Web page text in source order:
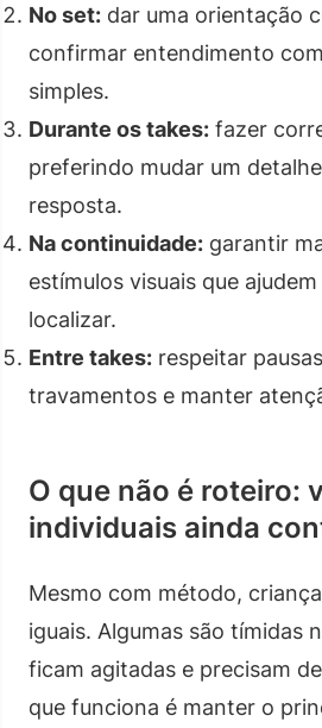
No set: dar uma orientação
confirmar entendimento
simples.
Durante os takes: fazer
preferindo mudar um
resposta.
Na continuidade: garantir
estímulos visuais que
localizar.
Entre takes: respeitar
travamentos e manter
O que não é roteiro:
individuais ainda
Mesmo com método,
iguais. Algumas são tímidas
ficam agitadas e precisam
que funciona é manter o